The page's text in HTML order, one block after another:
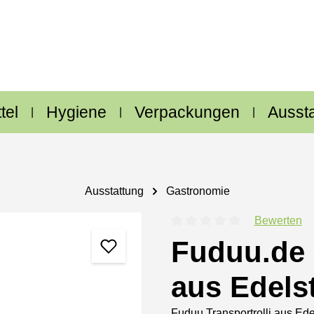
Hygiene Verpackungen
Ausstattung Gastronomie
Bewerten
aus